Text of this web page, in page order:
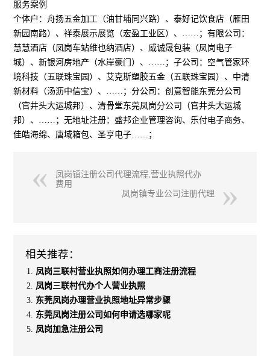
服务案例
个体户：舟扬五金加工（油甘埔同兴路）、泰好记饮食店（雁田
新园南路）、祥泰展示展览（宏盈工业区）、……；有限公司：
慧慧酒店（凤岗车站维也纳酒店）、威诚晟包装（凤岗电子
城）、新银河房地产（水岸豪门）、……；子公司：空气管家环
境科技（五联珠宝园）、艾克斯塑胶五金（五联珠宝园）、中清
新材料（汤沥中信宝）、……；分公司：创意智能东莞分公司
（官井头大运城邦）、清骨堂东莞凤岗分公司（官井头大运城
邦）、……；无地址注册：盛邦企业管理咨询、乐付电子商务、
佳皓海绵、唐域箱包、圣亨电子……；
凤岗镇注册公司代理流程,营业执照代办
费用
凤岗镇专业公司注册代理
相关推荐：
凤岗三联村营业执照如何办理工商注册流程
凤岗三联村代办个人营业执照
东莞凤岗办理营业执照地址异常步骤
东莞凤岗注册公司如何申请选哪家呢
凤岗加急注册公司